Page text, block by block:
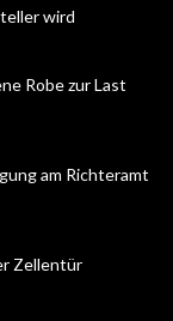
wird
Robe zur Last
am Richteramt
Zellentür